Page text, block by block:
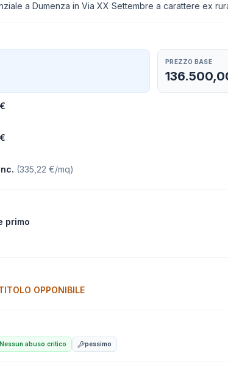
a Dumenza in Via XX Settembre a carattere ex
PREZZO BASE
(335,22 €/mq)
primo
OPPONIBILE
Nessun abuso critico pessimo